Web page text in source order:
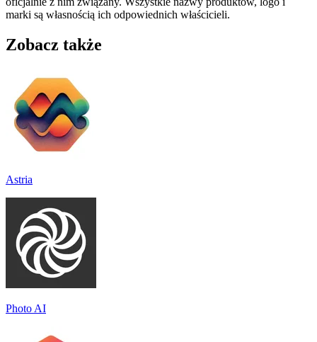
marki są własnością ich odpowiednich właścicieli.
Zobacz także
Astria
Photo AI